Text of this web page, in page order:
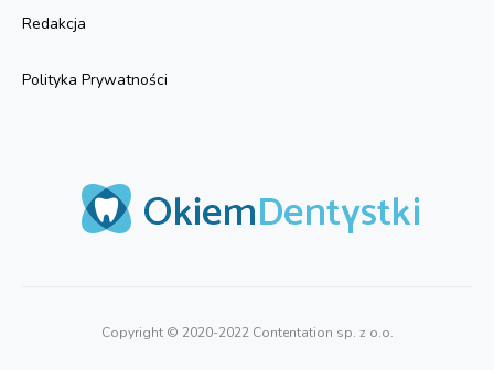
Redakcja
Polityka Prywatności
Copyright © 2020-2022 Contentation sp. z o.o.